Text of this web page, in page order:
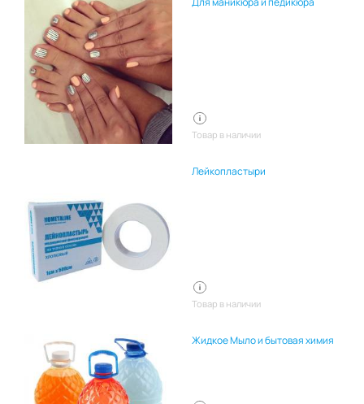
Товар в наличии
Лейкопластыри
Товар в наличии
Жидкое Мыло и бытовая химия